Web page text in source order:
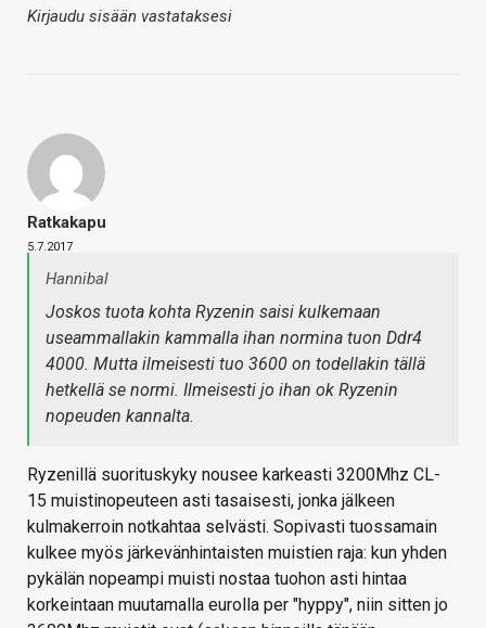
Kirjaudu sisään vastataksesi
Ratkakapu
5.7.2017
Hannibal
Joskos tuota kohta Ryzenin saisi kulkemaan
useammallakin kammalla ihan normina tuon Ddr4
4000. Mutta ilmeisesti tuo 3600 on todellakin tällä
hetkellä se normi. Ilmeisesti jo ihan ok Ryzenin
nopeuden kannalta.
Ryzenillä suorituskyky nousee karkeasti 3200Mhz CL-
15 muistinopeuteen asti tasaisesti, jonka jälkeen
kulmakerroin notkahtaa selvästi. Sopivasti tuossamain
kulkee myös järkevänhintaisten muistien raja: kun yhden
pykälän nopeampi muisti nostaa tuohon asti hintaa
korkeintaan muutamalla eurolla per "hyppy", niin sitten jo